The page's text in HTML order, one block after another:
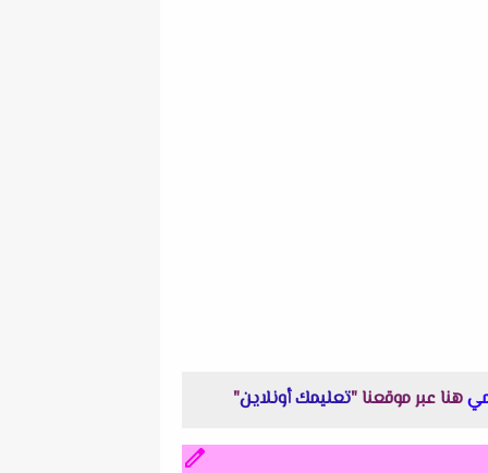
هنا عبر موقعنا "تعليمك أونلاين"